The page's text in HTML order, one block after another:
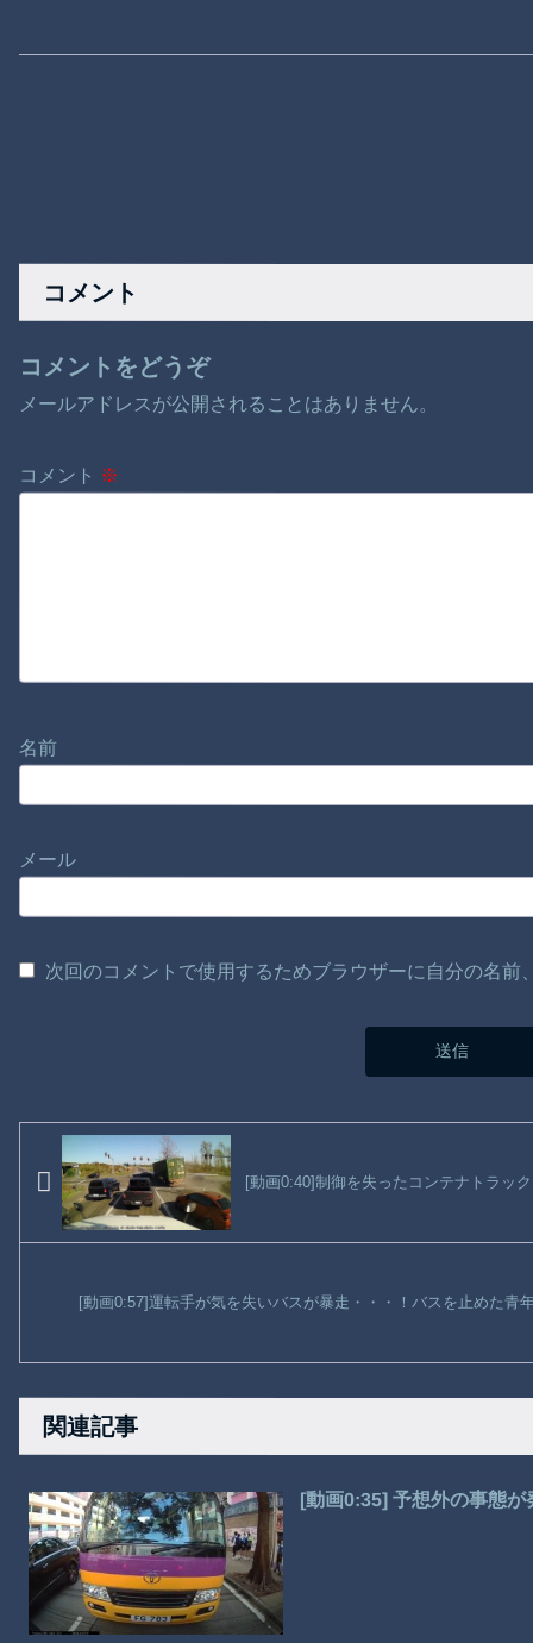
コメント
コメントをどうぞ
メールアドレスが公開されることはありません。
コメント ※
名前
メール
次回のコメントで使用するためブラウザーに自分の名
[動画0:40]制御を失ったコンテナトラッ
[動画0:57]運転手が気を失いバスが暴走・・・！バスを止めた青
関連記事
[動画0:35] 予想外の事態